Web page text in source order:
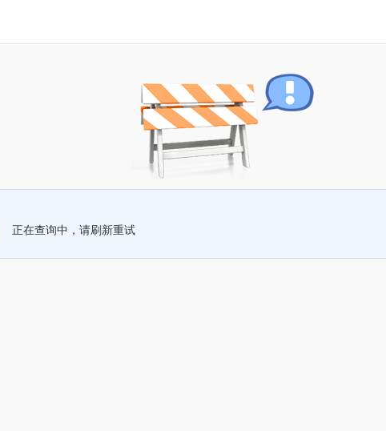
正在查询中，请刷新重试